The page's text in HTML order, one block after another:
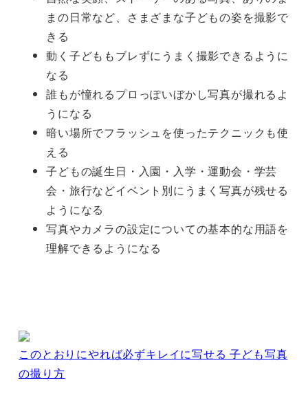
まの日常など、さまざまな子どもの姿を撮影で
きる
動く子どももブレずにうまく撮影できるように
なる
誰もが憧れるプロっぽいぼかし写真が撮れるよ
うになる
暗い場所でフラッシュを使ったテクニックも使
える
子どもの誕生日・入園・入学・運動会・学芸
会・旅行などイベント別にうまく写真が残せる
ようになる
写真やカメラの設定についての基本的な用語を
理解できるようになる
このとおりにやれば必ずキレイに写せる 子ども写真
の撮り方